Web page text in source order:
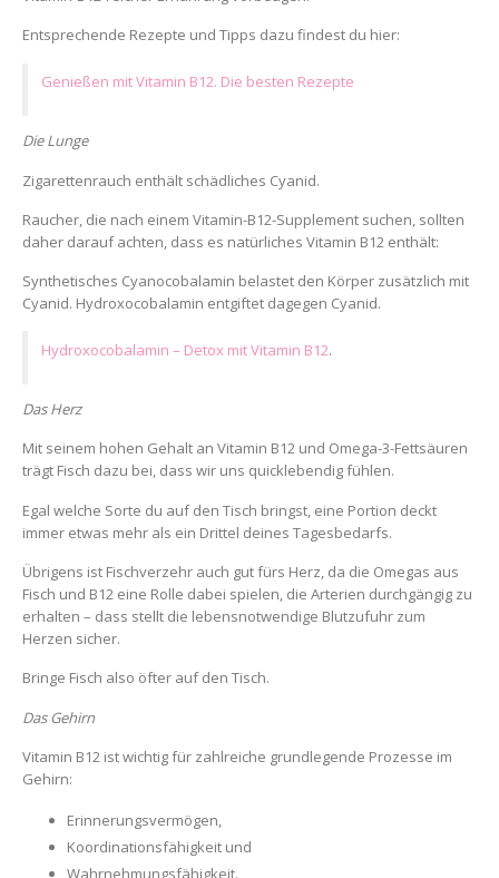
Entsprechende Rezepte und Tipps dazu findest du hier:
Genießen mit Vitamin B12. Die besten Rezepte
Die Lunge
Zigarettenrauch enthält schädliches Cyanid.
Raucher, die nach einem Vitamin-B12-Supplement suchen, sollten
daher darauf achten, dass es natürliches Vitamin B12 enthält:
Synthetisches Cyanocobalamin belastet den Körper zusätzlich mit
Cyanid. Hydroxocobalamin entgiftet dagegen Cyanid.
Hydroxocobalamin – Detox mit Vitamin B12.
Das Herz
Mit seinem hohen Gehalt an Vitamin B12 und Omega-3-Fettsäuren
trägt Fisch dazu bei, dass wir uns quicklebendig fühlen.
Egal welche Sorte du auf den Tisch bringst, eine Portion deckt
immer etwas mehr als ein Drittel deines Tagesbedarfs.
Übrigens ist Fischverzehr auch gut fürs Herz, da die Omegas aus
Fisch und B12 eine Rolle dabei spielen, die Arterien durchgängig zu
erhalten – dass stellt die lebensnotwendige Blutzufuhr zum
Herzen sicher.
Bringe Fisch also öfter auf den Tisch.
Das Gehirn
Vitamin B12 ist wichtig für zahlreiche grundlegende Prozesse im
Gehirn:
Erinnerungsvermögen,
Koordinationsfähigkeit und
Wahrnehmungsfähigkeit.